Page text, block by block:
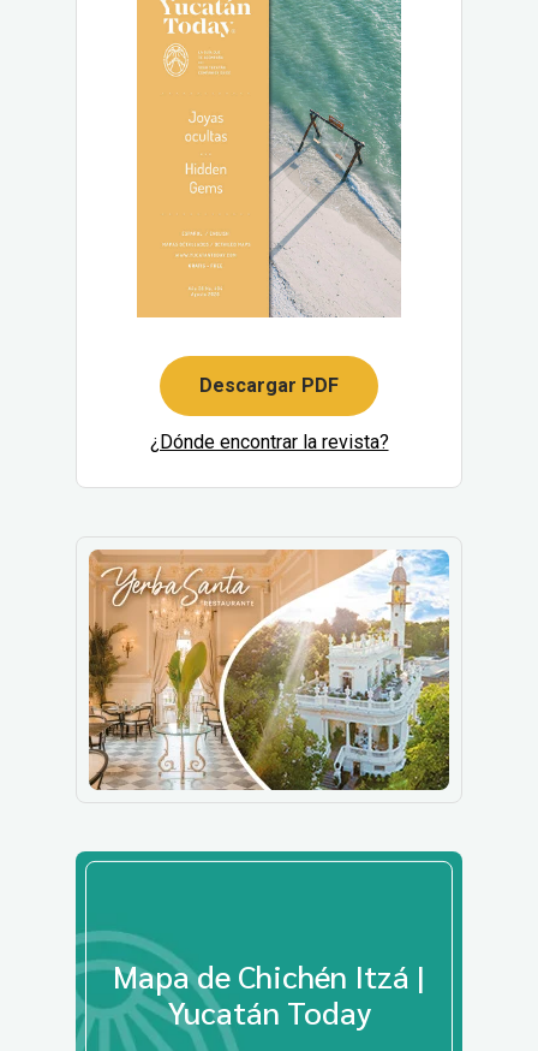
Descargar PDF
¿Dónde encontrar la revista?
Mapa de Chichén Itzá |
Yucatán Today